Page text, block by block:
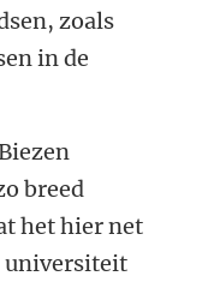
zoals
in de
breed
het hier net
universiteit